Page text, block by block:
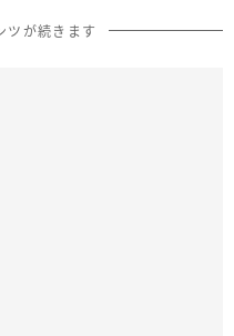
ツが続きます